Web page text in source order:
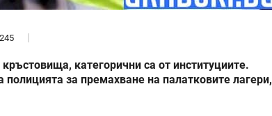
категорични са от институциите.
за премахване на палатковите лагери,